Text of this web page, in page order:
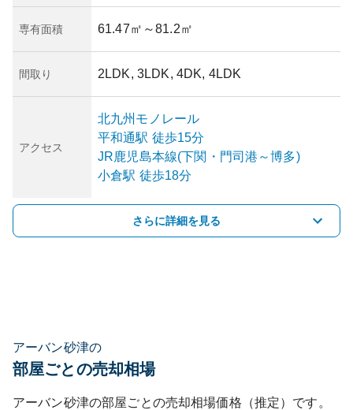
専有面積 61.47㎡ ～81.2㎡
間取り 2LDK, 3LDK, 4DK, 4LDK
アクセス
北九州モノレール
平和通駅 徒歩15分
JR鹿児島本線(下関・門司港～博多)
小倉駅 徒歩18分
さらに詳細を見る
アーバン砂津の
部屋ごとの売却相場
アーバン砂津の部屋ごとの売却相場価格（推定）です。